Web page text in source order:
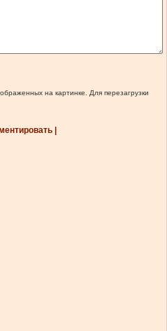
на картинке. Для перезагрузки
|